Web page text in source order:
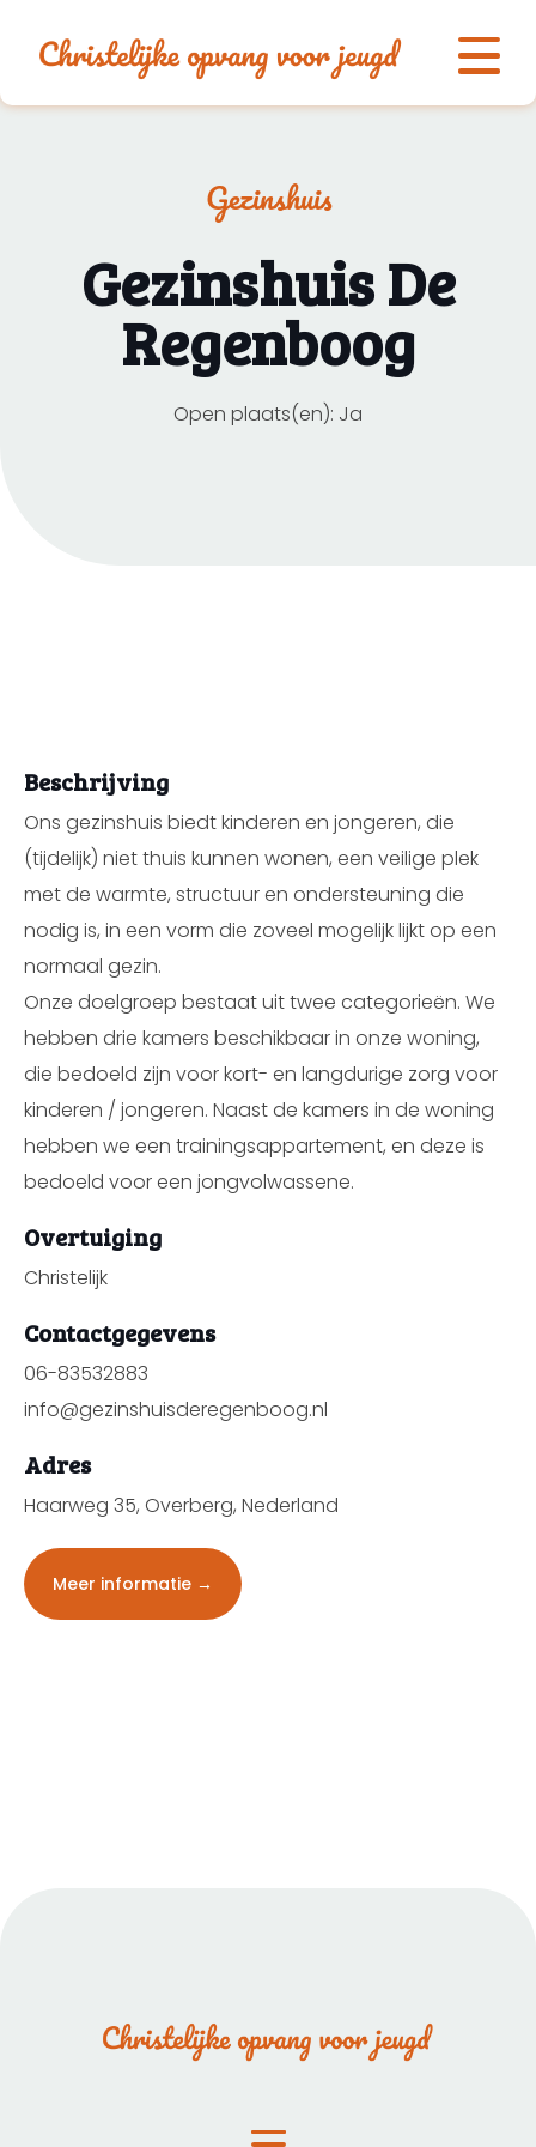
Gezinshuis
Gezinshuis De
Regenboog
Open plaats(en): Ja
Beschrijving
Ons gezinshuis biedt kinderen en jongeren, die
(tijdelijk) niet thuis kunnen wonen, een veilige plek
met de warmte, structuur en ondersteuning die
nodig is, in een vorm die zoveel mogelijk lijkt op een
normaal gezin.
Onze doelgroep bestaat uit twee categorieën. We
hebben drie kamers beschikbaar in onze woning,
die bedoeld zijn voor kort- en langdurige zorg voor
kinderen / jongeren. Naast de kamers in de woning
hebben we een trainingsappartement, en deze is
bedoeld voor een jongvolwassene.
Overtuiging
Christelijk
Contactgegevens
06-83532883
info@gezinshuisderegenboog.nl
Adres
Haarweg 35, Overberg, Nederland
Meer informatie →